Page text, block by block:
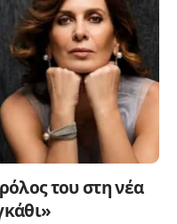
του στη νέα